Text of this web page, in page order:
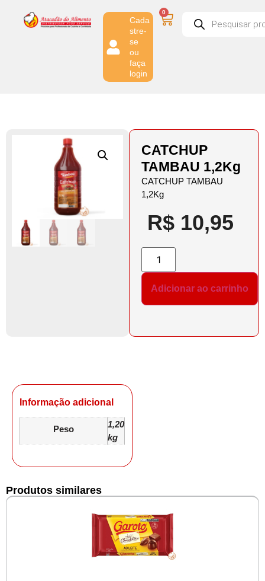
Cada
stre-
se
ou
faça
login
0
CATCHUP
TAMBAU 1,2Kg
CATCHUP TAMBAU
1,2Kg
R$ 10,95
Adicionar ao carrinho
Informação adicional
Peso
1,20
kg
Produtos similares